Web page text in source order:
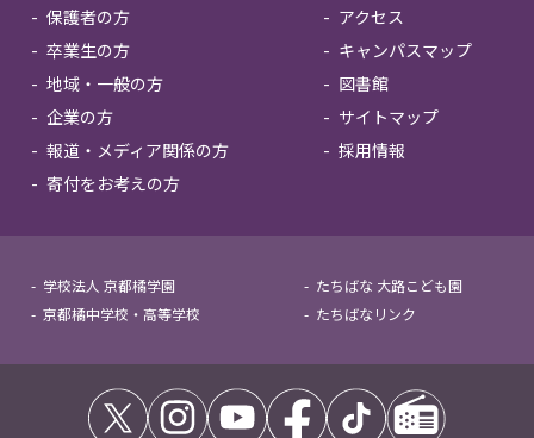
保護者の方
卒業生の方
地域・一般の方
企業の方
報道・メディア関係の方
寄付をお考えの方
アクセス
キャンパスマップ
図書館
サイトマップ
採用情報
学校法人 京都橘学園
京都橘中学校・高等学校
たちばな 大路こども園
たちばなリンク